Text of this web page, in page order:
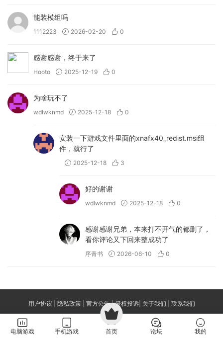
能装模组吗
1112223 2026-02-20 0
感谢感谢，终于来了
Hooto 2025-12-19 0
为啥玩不了
wdlwknmd 2025-12-18 0
安装一下游戏文件里面的xnafx40_redist.msi组
件，就行了
2025-12-18 3
好的谢谢
wdlwknmd 2025-12-18 0
感谢感谢兄弟，本来打不开气的都删了，
看你评论又下回来整成功了
序青书 2026-06-10 0
用户协议 隐私政策| 官方公告|侵权投诉| 关于我们 联系我们
声明:本站所有游戏来源于互联网!若侵犯到您的权益,请联系站长,我们将及时处
理。 若您需要使用非免费的软件或服务,请购买正版授权并合法使用。侵权下架
电脑游戏 手机游戏 首页 论坛 我的